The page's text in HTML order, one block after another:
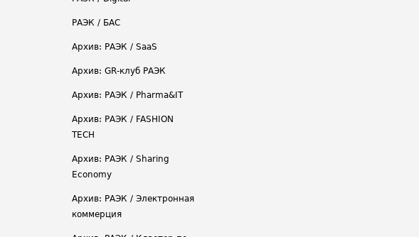
РАЭК / БАС
Архив: РАЭК / SaaS
Архив: GR-клуб РАЭК
Архив: РАЭК / Pharma&IT
Архив: РАЭК / FASHION
TECH
Архив: РАЭК / Sharing
Economy
Архив: РАЭК / Электронная
коммерция